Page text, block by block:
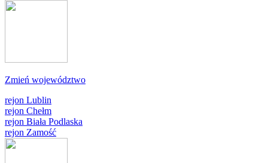
Zmień województwo
rejon Lublin
rejon Chełm
rejon Biała Podlaska
rejon Zamość